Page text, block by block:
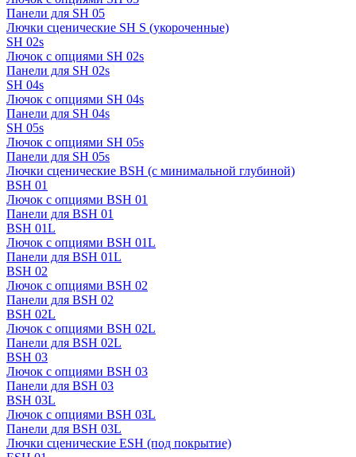
Панели для SH 05
Лючки сценические SH S (укороченные)
SH 02s
Лючок с опциями SH 02s
Панели для SH 02s
SH 04s
Лючок с опциями SH 04s
Панели для SH 04s
SH 05s
Лючок с опциями SH 05s
Панели для SH 05s
Лючки сценические BSH (с минимальной глубиной)
BSH 01
Лючок с опциями BSH 01
Панели для BSH 01
BSH 01L
Лючок с опциями BSH 01L
Панели для BSH 01L
BSH 02
Лючок с опциями BSH 02
Панели для BSH 02
BSH 02L
Лючок с опциями BSH 02L
Панели для BSH 02L
BSH 03
Лючок с опциями BSH 03
Панели для BSH 03
BSH 03L
Лючок с опциями BSH 03L
Панели для BSH 03L
Лючки сценические ESH (под покрытие)